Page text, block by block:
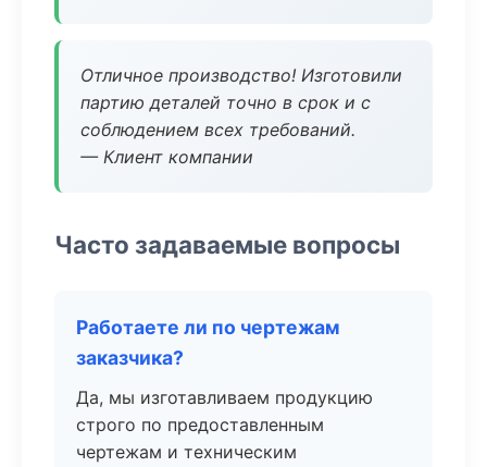
Отличное производство! Изготовили
партию деталей точно в срок и с
соблюдением всех требований.
— Клиент компании
Часто задаваемые вопросы
Работаете ли по чертежам
заказчика?
Да, мы изготавливаем продукцию
строго по предоставленным
чертежам и техническим